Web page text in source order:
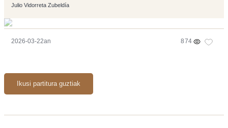
Julio Vidorreta Zubeldía
2026-03-22an 874
Ikusi partitura guztiak